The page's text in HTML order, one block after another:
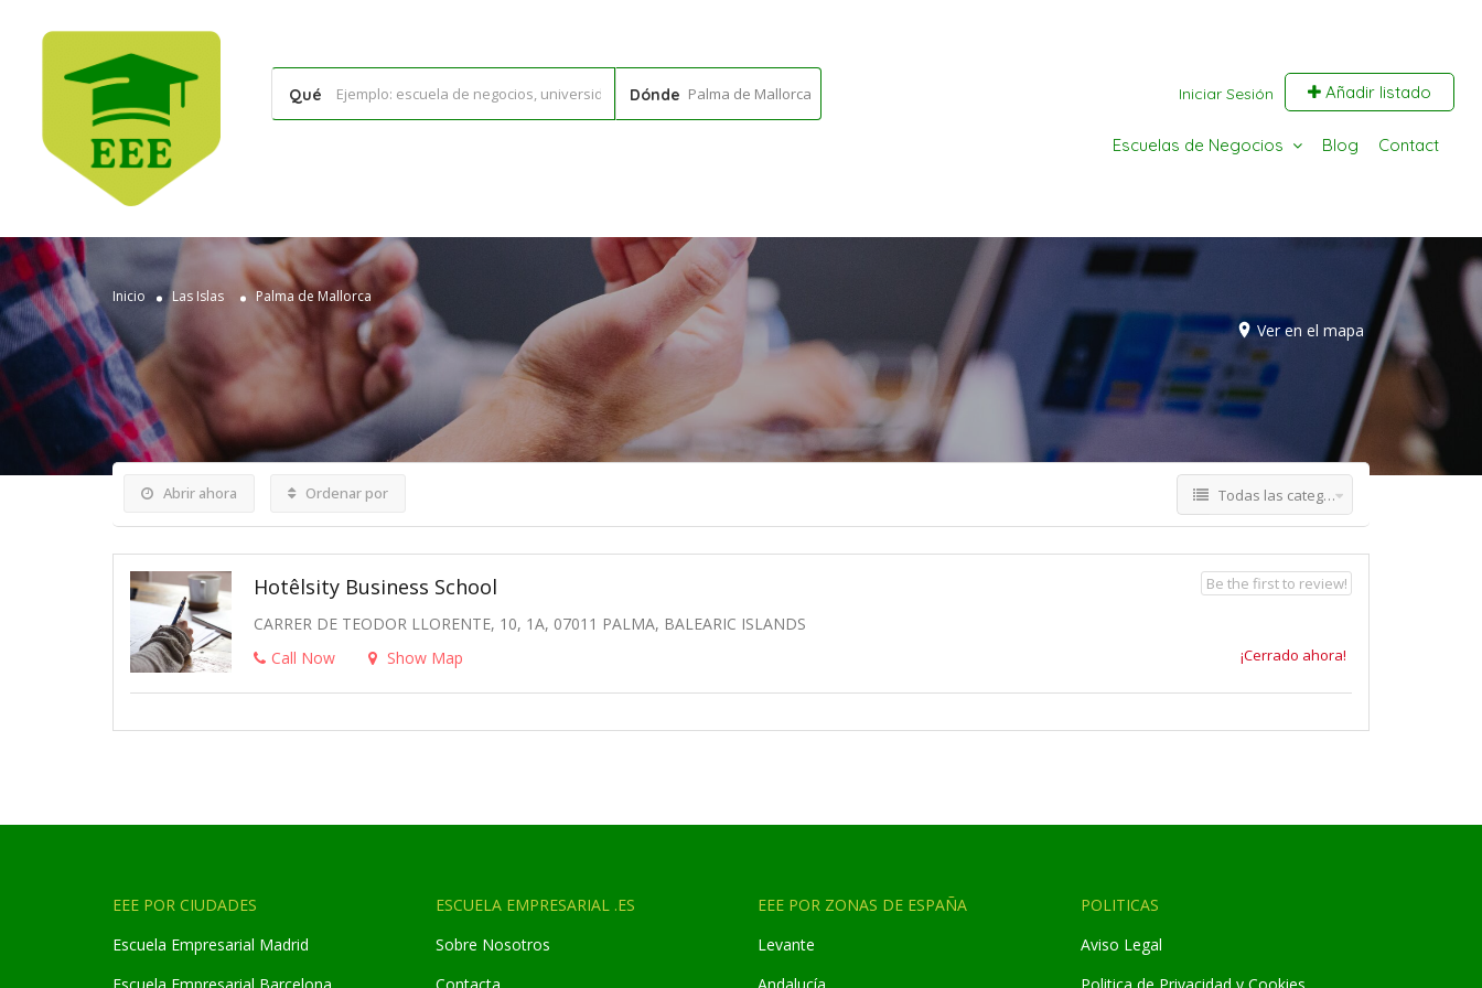
Qué Dónde Palma de Mallorca Iniciar Sesión Añadir listado
Escuelas de Negocios Blog Contact
Inicio Las Islas Palma de Mallorca
Ver en el mapa
Abrir ahora Ordenar por Todas las categorías
Hotêlsity Business School
CARRER DE TEODOR LLORENTE, 10, 1A, 07011 PALMA, BALEARIC ISLANDS
Call Now
Show Map ¡Cerrado ahora!
Be the first to review!
EEE POR CIUDADES
Escuela Empresarial Madrid
ESCUELA EMPRESARIAL .ES
Sobre Nosotros
EEE POR ZONAS DE ESPAÑA
Levante
POLITICAS
Aviso Legal